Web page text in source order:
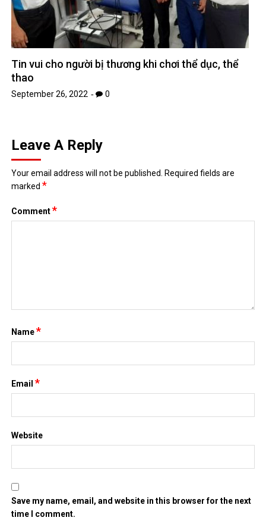
Tin vui cho người bị thương khi chơi thể dục, thể
thao
September 26, 2022 0
Leave A Reply
Your email address will not be published. Required fields are
marked*
Comment*
Name*
Email*
Website
Save my name, email, and website in this browser for the next
time I comment.